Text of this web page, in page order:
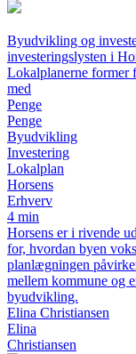
Byudvikling og
investeringslysten i
Lokalplanerne former
med
Penge
Penge
Byudvikling
Investering
Lokalplan
Horsens
Erhverv
4 min
Horsens er i rivende
for, hvordan byen
planlægningen
mellem kommune og
byudvikling.
Elina Christiansen
Elina
Christiansen